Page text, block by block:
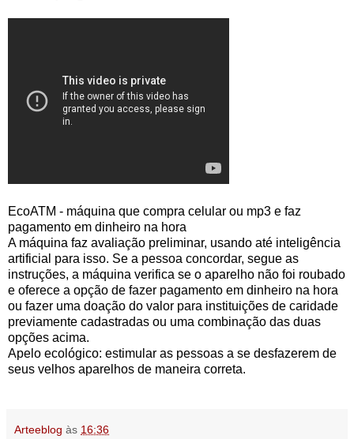
EcoATM - máquina que compra celular ou mp3 e faz
pagamento em dinheiro na hora
A máquina faz avaliação preliminar, usando até inteligência
artificial para isso. Se a pessoa concordar, segue as
instruções, a máquina verifica se o aparelho não foi roubado
e oferece a opção de fazer pagamento em dinheiro na hora
ou fazer uma doação do valor para instituições de caridade
previamente cadastradas ou uma combinação das duas
opções acima.
Apelo ecológico: estimular as pessoas a se desfazerem de
seus velhos aparelhos de maneira correta.
Arteeblog às 16:36